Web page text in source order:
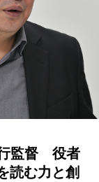
行監督 役者
読む力と創